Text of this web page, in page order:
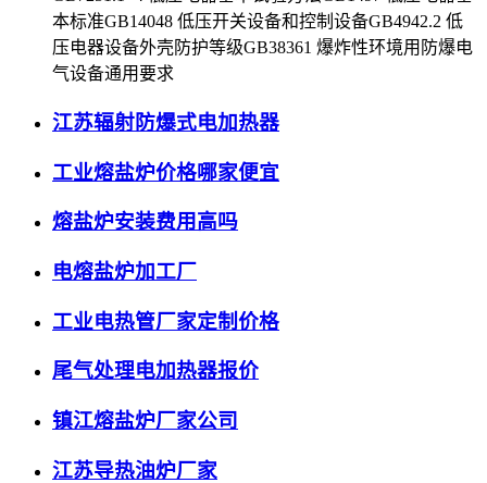
本标准GB14048 低压开关设备和控制设备GB4942.2 低
压电器设备外壳防护等级GB38361 爆炸性环境用防爆电
气设备通用要求
江苏辐射防爆式电加热器
工业熔盐炉价格哪家便宜
熔盐炉安装费用高吗
电熔盐炉加工厂
工业电热管厂家定制价格
尾气处理电加热器报价
镇江熔盐炉厂家公司
江苏导热油炉厂家